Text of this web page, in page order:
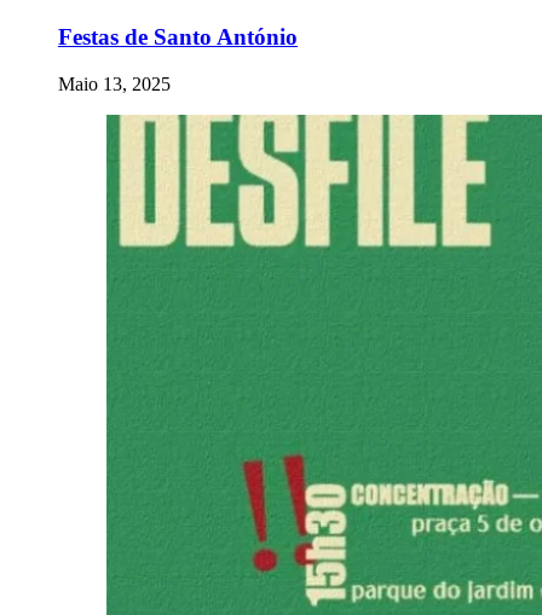
Festas de Santo António
Maio 13, 2025